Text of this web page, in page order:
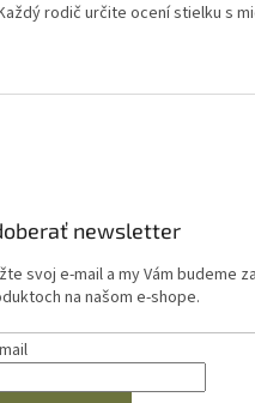
rodič určite ocení stielku s
newsletter
svoj e-mail a my Vám budeme
na našom e-shope.